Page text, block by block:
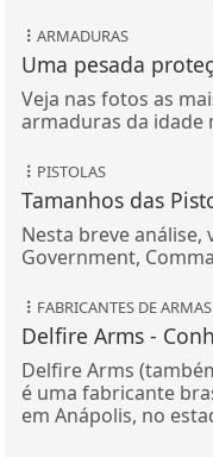
ARMADURAS
Uma pesada
Veja nas fotos as
armaduras da idade
PISTOLAS
Tamanhos das
Nesta breve
Government,
FABRICANTES DE ARMAS
Delfire Arms -
Delfire Arms
é uma fabricante
em Anápolis, no